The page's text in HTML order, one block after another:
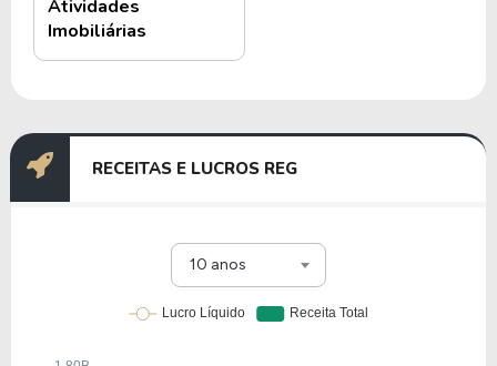
Atividades
Imobiliárias
RECEITAS E LUCROS REG
10 anos